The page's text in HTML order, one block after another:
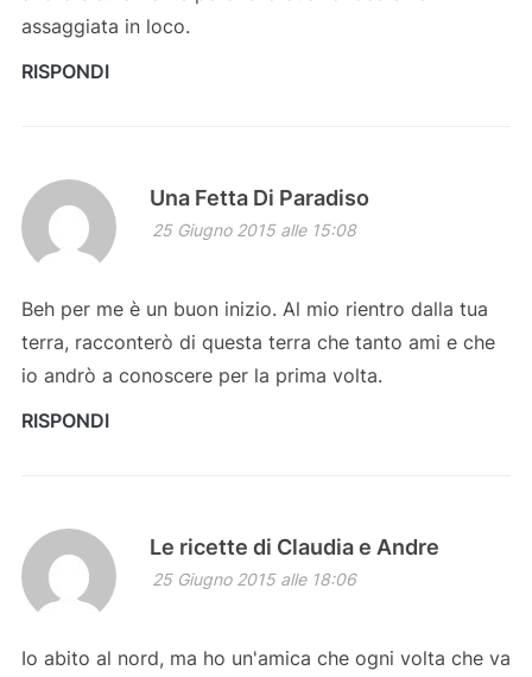
assaggiata in loco.
RISPONDI
Una Fetta Di Paradiso
25 Giugno 2015 alle 15:08
Beh per me è un buon inizio. Al mio rientro dalla tua
terra, racconterò di questa terra che tanto ami e che
io andrò a conoscere per la prima volta.
RISPONDI
Le ricette di Claudia e Andre
25 Giugno 2015 alle 18:06
Io abito al nord, ma ho un'amica che ogni volta che va